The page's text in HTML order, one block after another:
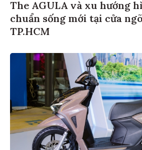
The AGULA và xu hướng
chuẩn sống mới tại cửa
TP.HCM